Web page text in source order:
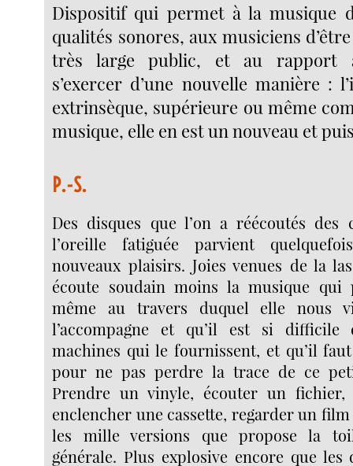
Dispositif qui permet à la musique
qualités sonores, aux musiciens
très large public, et au rapport
s’exercer d’une nouvelle manière :
extrinsèque, supérieure ou même
musique, elle en est un nouveau et
P.-S.
Des disques que l’on a réécoutés des
l’oreille fatiguée parvient
nouveaux plaisirs. Joies venues de la
écoute soudain moins la musique qui
même au travers duquel elle nous
l’accompagne et qu’il est si difficile
machines qui le fournissent, et qu’il
pour ne pas perdre la trace de ce
Prendre un vinyle, écouter un
enclencher une cassette, regarder un film
les mille versions que propose la
générale. Plus explosive encore que